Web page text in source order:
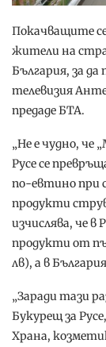
Покачващите
жители на
България, за
телевизия
предаде БТА.
„Не е чудно,
Русе се
по-евтино при
продукти
изчислява, че
продукти от
лв), а в
„Заради тази
Букурещ за
Храна,